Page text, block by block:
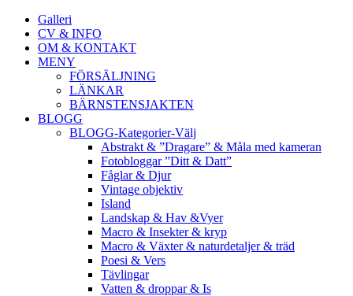
Galleri
CV & INFO
OM & KONTAKT
MENY
FÖRSÄLJNING
LÄNKAR
BÄRNSTENSJAKTEN
BLOGG
BLOGG-Kategorier-Välj
Abstrakt & ”Dragare” & Måla med kameran
Fotobloggar ”Ditt & Datt”
Fåglar & Djur
Vintage objektiv
Island
Landskap & Hav &Vyer
Macro & Insekter & kryp
Macro & Växter & naturdetaljer & träd
Poesi & Vers
Tävlingar
Vatten & droppar & Is